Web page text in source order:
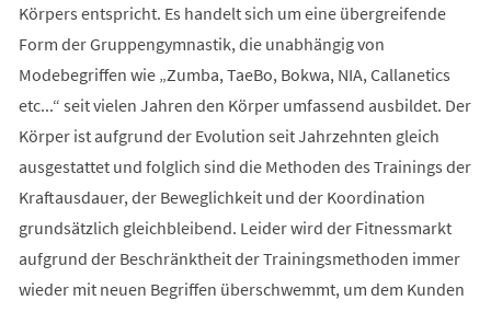
Körpers entspricht. Es handelt sich um eine übergreifende
Form der Gruppengymnastik, die unabhängig von
Modebegriffen wie „Zumba, TaeBo, Bokwa, NIA, Callanetics
etc...“ seit vielen Jahren den Körper umfassend ausbildet. Der
Körper ist aufgrund der Evolution seit Jahrzehnten gleich
ausgestattet und folglich sind die Methoden des Trainings der
Kraftausdauer, der Beweglichkeit und der Koordination
grundsätzlich gleichbleibend. Leider wird der Fitnessmarkt
aufgrund der Beschränktheit der Trainingsmethoden immer
wieder mit neuen Begriffen überschwemmt, um dem Kunden